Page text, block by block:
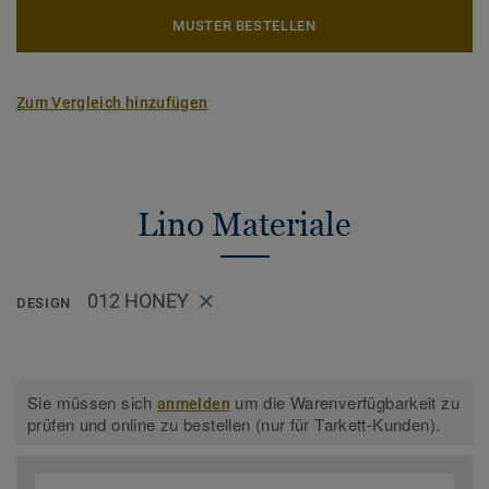
MUSTER BESTELLEN
Zum Vergleich hinzufügen
Lino Materiale
DESIGN 012 HONEY
Sie müssen sichanmelden um die Warenverfügbarkeit zu
prüfen und online zu bestellen (nur für Tarkett-Kunden).